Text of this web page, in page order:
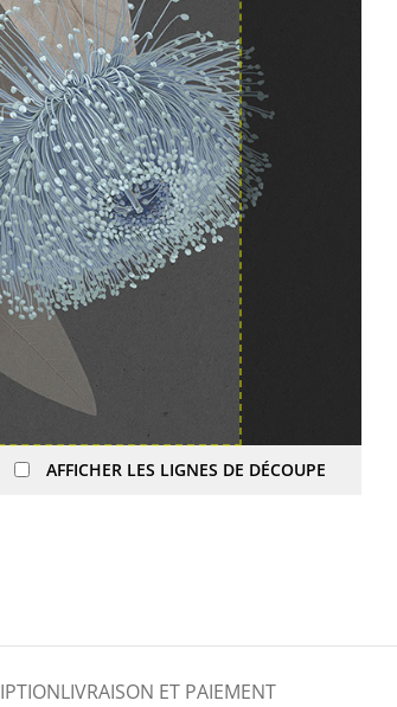
AFFICHER LES LIGNES DE DÉCOUPE
LIVRAISON ET PAIEMENT